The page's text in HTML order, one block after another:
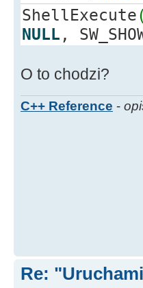
ShellExecute(
NULL ,
O to chodzi?
C++ Reference -
Re: